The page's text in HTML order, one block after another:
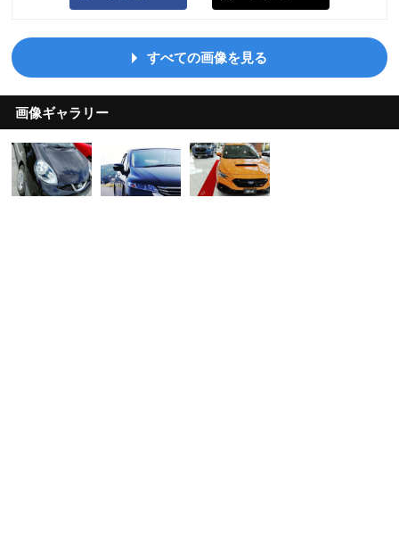
すべての画像を見る
画像ギャラリー